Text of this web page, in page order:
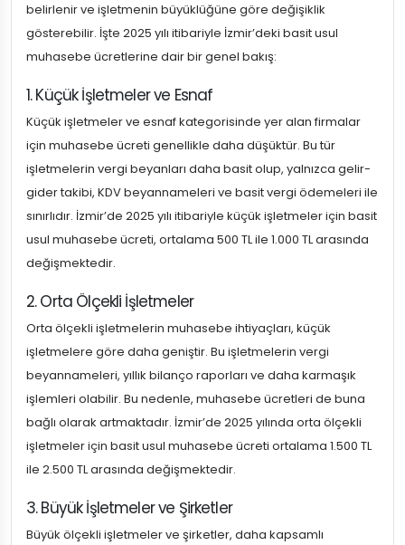
belirlenir ve işletmenin büyüklüğüne göre değişiklik
gösterebilir. İşte 2025 yılı itibariyle İzmir’deki basit usul
muhasebe ücretlerine dair bir genel bakış:
1. Küçük İşletmeler ve Esnaf
Küçük işletmeler ve esnaf kategorisinde yer alan firmalar
için muhasebe ücreti genellikle daha düşüktür. Bu tür
işletmelerin vergi beyanları daha basit olup, yalnızca gelir-
gider takibi, KDV beyannameleri ve basit vergi ödemeleri ile
sınırlıdır. İzmir’de 2025 yılı itibariyle küçük işletmeler için basit
usul muhasebe ücreti, ortalama 500 TL ile 1.000 TL arasında
değişmektedir.
2. Orta Ölçekli İşletmeler
Orta ölçekli işletmelerin muhasebe ihtiyaçları, küçük
işletmelere göre daha geniştir. Bu işletmelerin vergi
beyannameleri, yıllık bilanço raporları ve daha karmaşık
işlemleri olabilir. Bu nedenle, muhasebe ücretleri de buna
bağlı olarak artmaktadır. İzmir’de 2025 yılında orta ölçekli
işletmeler için basit usul muhasebe ücreti ortalama 1.500 TL
ile 2.500 TL arasında değişmektedir.
3. Büyük İşletmeler ve Şirketler
Büyük ölçekli işletmeler ve şirketler, daha kapsamlı